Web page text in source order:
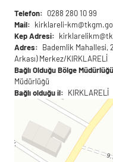
S.S.S.
Telefon
0288 280 10 99
Mail
kirklareli-
Kep Adresi
Adres
Bademlik Mahallesi,
Arkası) Merkez/KIRKLARELİ
Bağlı Olduğu Bölge Müdürlüğü
Müdürlüğü
Bağlı olduğu il
KIRKLARELİ
Kırklareli